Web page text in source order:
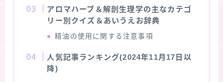
アロマハーブ＆解剖生理学の主なカテゴ
リー別クイズ＆あいうえお辞典
精油の使用に関する注意事項
人気記事ランキング(2024年11月17日以
降)